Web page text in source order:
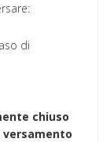
di
chiuso
versamento